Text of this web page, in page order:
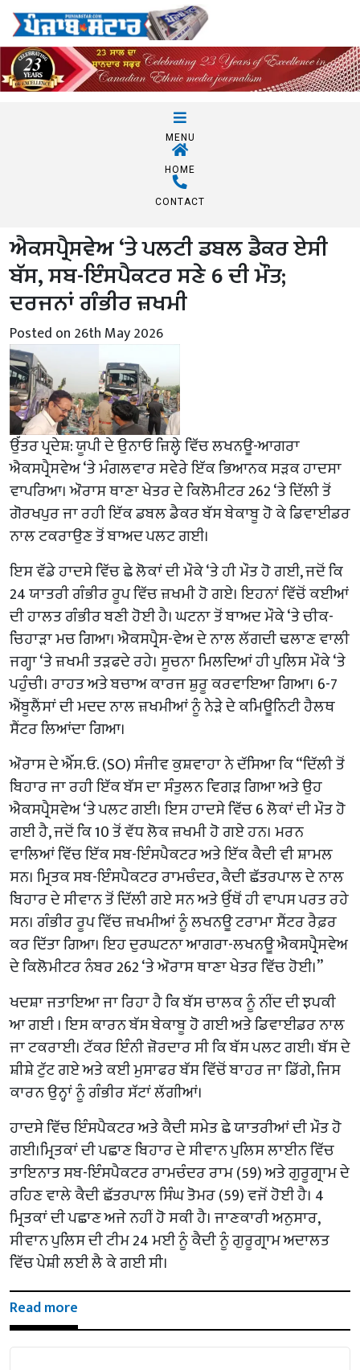
MENU
HOME
CONTACT
ਐਕਸਪ੍ਰੈਸਵੇਅ ‘ਤੇ ਪਲਟੀ ਡਬਲ ਡੈਕਰ ਏਸੀ
ਬੱਸ, ਸਬ-ਇੰਸਪੈਕਟਰ ਸਣੇ 6 ਦੀ ਮੌਤ;
ਦਰਜਨਾਂ ਗੰਭੀਰ ਜ਼ਖਮੀ
Posted on 26th May 2026
ਉੱਤਰ ਪ੍ਰਦੇਸ਼: ਯੂਪੀ ਦੇ ਉਨਾਓ ਜ਼ਿਲ੍ਹੇ ਵਿੱਚ ਲਖਨਊ-ਆਗਰਾ
ਐਕਸਪ੍ਰੈਸਵੇਅ ‘ਤੇ ਮੰਗਲਵਾਰ ਸਵੇਰੇ ਇੱਕ ਭਿਆਨਕ ਸੜਕ ਹਾਦਸਾ
ਵਾਪਰਿਆ। ਔਰਾਸ ਥਾਣਾ ਖੇਤਰ ਦੇ ਕਿਲੋਮੀਟਰ 262 ‘ਤੇ ਦਿੱਲੀ ਤੋਂ
ਗੋਰਖਪੁਰ ਜਾ ਰਹੀ ਇੱਕ ਡਬਲ ਡੈਕਰ ਬੱਸ ਬੇਕਾਬੂ ਹੋ ਕੇ ਡਿਵਾਈਡਰ
ਨਾਲ ਟਕਰਾਉਣ ਤੋਂ ਬਾਅਦ ਪਲਟ ਗਈ।
ਇਸ ਵੱਡੇ ਹਾਦਸੇ ਵਿੱਚ ਛੇ ਲੋਕਾਂ ਦੀ ਮੌਕੇ ‘ਤੇ ਹੀ ਮੌਤ ਹੋ ਗਈ, ਜਦੋਂ ਕਿ
24 ਯਾਤਰੀ ਗੰਭੀਰ ਰੂਪ ਵਿੱਚ ਜ਼ਖਮੀ ਹੋ ਗਏ। ਇਹਨਾਂ ਵਿੱਚੋਂ ਕਈਆਂ
ਦੀ ਹਾਲਤ ਗੰਭੀਰ ਬਣੀ ਹੋਈ ਹੈ। ਘਟਨਾ ਤੋਂ ਬਾਅਦ ਮੌਕੇ ‘ਤੇ ਚੀਕ-
ਚਿਹਾੜਾ ਮਚ ਗਿਆ। ਐਕਸਪ੍ਰੈਸ-ਵੇਅ ਦੇ ਨਾਲ ਲੱਗਦੀ ਢਲਾਣ ਵਾਲੀ
ਜਗ੍ਹਾ ‘ਤੇ ਜ਼ਖਮੀ ਤੜਫਦੇ ਰਹੇ। ਸੂਚਨਾ ਮਿਲਦਿਆਂ ਹੀ ਪੁਲਿਸ ਮੌਕੇ ‘ਤੇ
ਪਹੁੰਚੀ। ਰਾਹਤ ਅਤੇ ਬਚਾਅ ਕਾਰਜ ਸ਼ੁਰੂ ਕਰਵਾਇਆ ਗਿਆ। 6-7
ਐਂਬੂਲੈਂਸਾਂ ਦੀ ਮਦਦ ਨਾਲ ਜ਼ਖਮੀਆਂ ਨੂੰ ਨੇੜੇ ਦੇ ਕਮਿਊਨਿਟੀ ਹੈਲਥ
ਸੈਂਟਰ ਲਿਆਂਦਾ ਗਿਆ।
ਔਰਾਸ ਦੇ ਐੱਸ.ਓ. (SO) ਸੰਜੀਵ ਕੁਸ਼ਵਾਹਾ ਨੇ ਦੱਸਿਆ ਕਿ “ਦਿੱਲੀ ਤੋਂ
ਬਿਹਾਰ ਜਾ ਰਹੀ ਇੱਕ ਬੱਸ ਦਾ ਸੰਤੁਲਨ ਵਿਗੜ ਗਿਆ ਅਤੇ ਉਹ
ਐਕਸਪ੍ਰੈਸਵੇਅ ‘ਤੇ ਪਲਟ ਗਈ। ਇਸ ਹਾਦਸੇ ਵਿੱਚ 6 ਲੋਕਾਂ ਦੀ ਮੌਤ ਹੋ
ਗਈ ਹੈ, ਜਦੋਂ ਕਿ 10 ਤੋਂ ਵੱਧ ਲੋਕ ਜ਼ਖਮੀ ਹੋ ਗਏ ਹਨ। ਮਰਨ
ਵਾਲਿਆਂ ਵਿੱਚ ਇੱਕ ਸਬ-ਇੰਸਪੈਕਟਰ ਅਤੇ ਇੱਕ ਕੈਦੀ ਵੀ ਸ਼ਾਮਲ
ਸਨ। ਮ੍ਰਿਤਕ ਸਬ-ਇੰਸਪੈਕਟਰ ਰਾਮਚੰਦਰ, ਕੈਦੀ ਛੱਤਰਪਾਲ ਦੇ ਨਾਲ
ਬਿਹਾਰ ਦੇ ਸੀਵਾਨ ਤੋਂ ਦਿੱਲੀ ਗਏ ਸਨ ਅਤੇ ਉੱਥੋਂ ਹੀ ਵਾਪਸ ਪਰਤ ਰਹੇ
ਸਨ। ਗੰਭੀਰ ਰੂਪ ਵਿੱਚ ਜ਼ਖਮੀਆਂ ਨੂੰ ਲਖਨਊ ਟਰਾਮਾ ਸੈਂਟਰ ਰੈਫ਼ਰ
ਕਰ ਦਿੱਤਾ ਗਿਆ। ਇਹ ਦੁਰਘਟਨਾ ਆਗਰਾ-ਲਖਨਊ ਐਕਸਪ੍ਰੈਸਵੇਅ
ਦੇ ਕਿਲੋਮੀਟਰ ਨੰਬਰ 262 ‘ਤੇ ਔਰਾਸ ਥਾਣਾ ਖੇਤਰ ਵਿੱਚ ਹੋਈ।”
ਖਦਸ਼ਾ ਜਤਾਇਆ ਜਾ ਰਿਹਾ ਹੈ ਕਿ ਬੱਸ ਚਾਲਕ ਨੂੰ ਨੀਂਦ ਦੀ ਝਪਕੀ
ਆ ਗਈ । ਇਸ ਕਾਰਨ ਬੱਸ ਬੇਕਾਬੂ ਹੋ ਗਈ ਅਤੇ ਡਿਵਾਈਡਰ ਨਾਲ
ਜਾ ਟਕਰਾਈ। ਟੱਕਰ ਇੰਨੀ ਜ਼ੋਰਦਾਰ ਸੀ ਕਿ ਬੱਸ ਪਲਟ ਗਈ। ਬੱਸ ਦੇ
ਸ਼ੀਸ਼ੇ ਟੁੱਟ ਗਏ ਅਤੇ ਕਈ ਮੁਸਾਫਰ ਬੱਸ ਵਿੱਚੋਂ ਬਾਹਰ ਜਾ ਡਿੱਗੇ, ਜਿਸ
ਕਾਰਨ ਉਨ੍ਹਾਂ ਨੂੰ ਗੰਭੀਰ ਸੱਟਾਂ ਲੱਗੀਆਂ।
ਹਾਦਸੇ ਵਿੱਚ ਇੰਸਪੈਕਟਰ ਅਤੇ ਕੈਦੀ ਸਮੇਤ ਛੇ ਯਾਤਰੀਆਂ ਦੀ ਮੌਤ ਹੋ
ਗਈ।ਮ੍ਰਿਤਕਾਂ ਦੀ ਪਛਾਣ ਬਿਹਾਰ ਦੇ ਸੀਵਾਨ ਪੁਲਿਸ ਲਾਈਨ ਵਿੱਚ
ਤਾਇਨਾਤ ਸਬ-ਇੰਸਪੈਕਟਰ ਰਾਮਚੰਦਰ ਰਾਮ (59) ਅਤੇ ਗੁਰੂਗ੍ਰਾਮ ਦੇ
ਰਹਿਣ ਵਾਲੇ ਕੈਦੀ ਛੱਤਰਪਾਲ ਸਿੰਘ ਤੋਮਰ (59) ਵਜੋਂ ਹੋਈ ਹੈ। 4
ਮ੍ਰਿਤਕਾਂ ਦੀ ਪਛਾਣ ਅਜੇ ਨਹੀਂ ਹੋ ਸਕੀ ਹੈ। ਜਾਣਕਾਰੀ ਅਨੁਸਾਰ,
ਸੀਵਾਨ ਪੁਲਿਸ ਦੀ ਟੀਮ 24 ਮਈ ਨੂੰ ਕੈਦੀ ਨੂੰ ਗੁਰੂਗ੍ਰਾਮ ਅਦਾਲਤ
ਵਿੱਚ ਪੇਸ਼ੀ ਲਈ ਲੈ ਕੇ ਗਈ ਸੀ।
Read more